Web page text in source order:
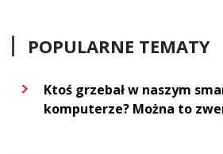
POPULARNE TEMATY
Ktoś grzebał w naszym
komputerze? Można to